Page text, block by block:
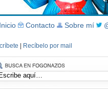
Inicio Contacto Sobre mí
Recíbelo por mail